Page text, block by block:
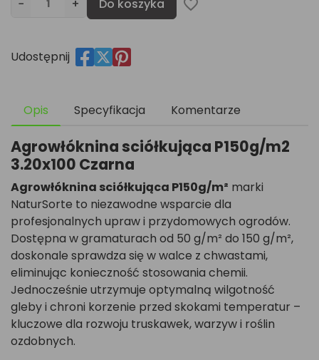
−
+ Do koszyka favorite_border
Udostępnij
Opis Specyfikacja Komentarze
Agrowłóknina sciółkująca P150g/m2
3.20x100 Czarna
Agrowłóknina sciółkująca P150g/m² marki
NaturSorte to niezawodne wsparcie dla
profesjonalnych upraw i przydomowych ogrodów.
Dostępna w gramaturach od 50 g/m² do 150 g/m²,
doskonale sprawdza się w walce z chwastami,
eliminując konieczność stosowania chemii.
Jednocześnie utrzymuje optymalną wilgotność
gleby i chroni korzenie przed skokami temperatur –
kluczowe dla rozwoju truskawek, warzyw i roślin
ozdobnych.